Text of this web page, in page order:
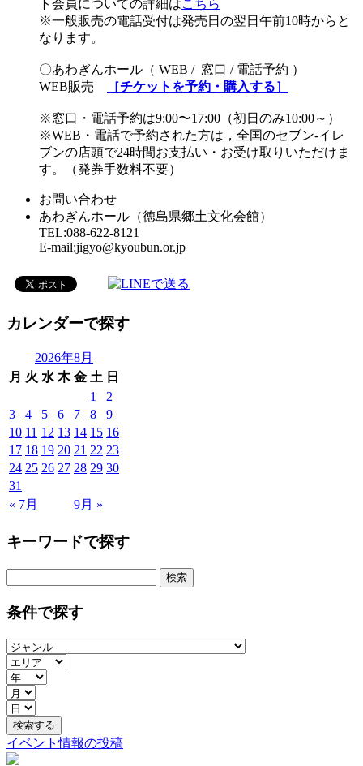
ト会員についての詳細はこちら
※一般販売の電話受付は発売日の翌日午前10時からと
なります。
〇あわぎんホール（ WEB / 窓口 / 電話予約 ）
WEB販売
［チケットを予約・購入する］
※窓口・電話予約は9:00〜17:00（初日のみ10:00～）
※WEB・電話で予約された方は，全国のセブン-イレ
ブンの店頭で24時間お支払い・お受け取りいただけま
す。（発券手数料不要）
お問い合わせ
あわぎんホール（徳島県郷土文化会館）
TEL:088-622-8121
E-mail:jigyo@kyoubun.or.jp
カレンダーで探す
2026年8月
月 火 水 木 金 土 日
« 7月 9月 »
1
2
3
4 5 6 7 8
9
10 11 12 13 14 15 16
17 18 19 20 21 22 23
24 25 26 27 28 29 30
31
キーワードで探す
条件で探す
イベント情報の投稿